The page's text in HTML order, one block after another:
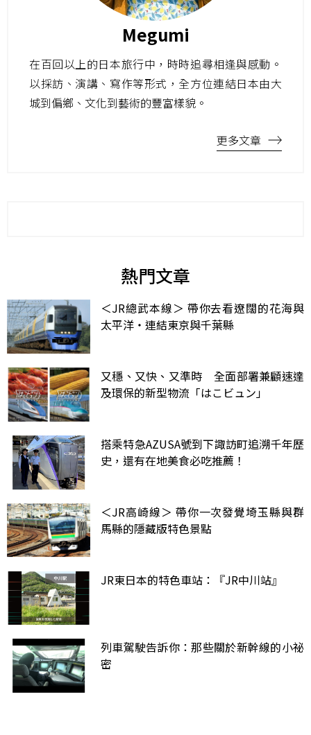
Megumi
在百回以上的日本旅行中，時時追尋相逢與感動。
以採訪、演講、寫作等形式，全方位連結日本由大
城到偏鄉、文化到藝術的豐富樣貌。
更多文章
熱門文章
＜JR總武本線＞ 帶你去看遼闊的花海與
太平洋・連結東京與千葉縣
又穩、又快、又準時 全面部署兼顧速達
及環保的新型物流「はこビュン」
搭乘特急AZUSA號到下諏訪町追溯千年歷
史，還有在地美食必吃推薦！
＜JR高崎線＞ 帶你一次發覺埼玉縣與群
馬縣的隱藏版特色景點
JR東日本的特色車站：『JR中川站』
列車駕駛告訴你：那些關於新幹線的小祕
密